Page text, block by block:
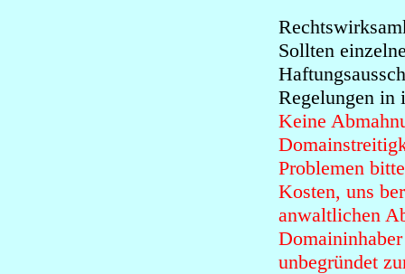
Sollten
Regelungen in
Keine
Problemen
Kosten, uns
anwaltlichen
unbegründet